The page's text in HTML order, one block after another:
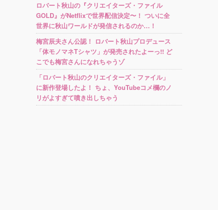
ロバート秋山の『クリエイターズ・ファイル
GOLD』がNetflixで世界配信決定〜！ ついに全
世界に秋山ワールドが発信されるのか…！
梅宮辰夫さん公認！ ロバート秋山プロデュース
「体モノマネTシャツ」が発売されたよーっ!! ど
こでも梅宮さんになれちゃうゾ
「ロバート秋山のクリエイターズ・ファイル」
に新作登場したよ！ ちょ、YouTubeコメ欄のノ
リがよすぎて噴き出しちゃう